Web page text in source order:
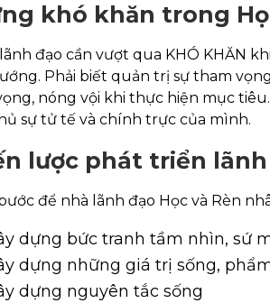
khó khăn trong
đạo cần vượt qua KHÓ KHĂN
Phải biết quản trị sự tham
nóng vội khi thực hiện mục
sự tử tế và chính trực của mình.
lược phát triển
để nhà lãnh đạo Học và Rèn
dựng bức tranh tầm nhìn, sứ
dựng những giá trị sống,
dựng nguyên tắc sống